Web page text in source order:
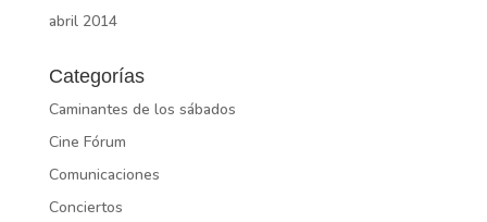
abril 2014
Categorías
Caminantes de los sábados
Cine Fórum
Comunicaciones
Conciertos